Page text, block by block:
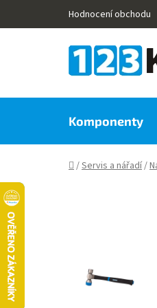
Hodnocení obchodu
Komponenty
Domů
/Servis a nářadí/